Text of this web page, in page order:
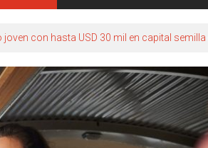
joven con hasta USD 30 mil en capital